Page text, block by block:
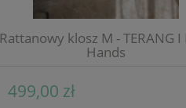
Rattanowy klosz M - TERANG I
Hands
499,00 zł